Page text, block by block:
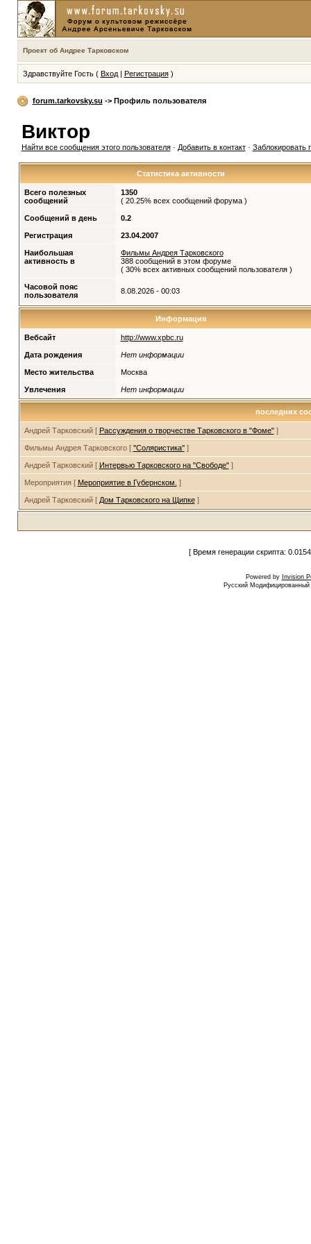
Проект об Андрее Тарковском
Здравствуйте Гость ( Вход| Регистрация)
forum.tarkovsky.su -> Профиль пользователя
Виктор
Найти все сообщения этого пользователя· Добавить в контакт· Заблокировать
Статистика активности
Всего полезных
сообщений
1350
( 20.25% всех сообщений форума )
Сообщений в день 0.2
Регистрация 23.04.2007
Наибольшая
активность в
Фильмы Андрея Тарковского
388 сообщений в этом форуме
( 30% всех активных сообщений пользователя )
Часовой пояс
пользователя
8.08.2026 - 00:03
Информация
Вебсайт http://www.xpbc.ru
Дата рождения Нет информации
Место жительства Москва
Увлечения Нет информации
последних
Андрей Тарковский [ Рассуждения о творчестве Тарковского в "Фоме"]
Фильмы Андрея Тарковского [ ''Соляристика'']
Андрей Тарковский [ Интервью Тарковского на "Свободе"]
Мероприятия [ Мероприятие в Губернском. ]
Андрей Тарковский [ Дом Тарковского на Щипке]
[ Время генерации скрипта:
Powered by Invision
Русский